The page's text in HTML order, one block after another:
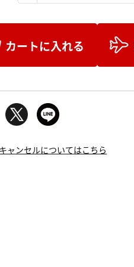
カートに入れる
ャンセルについてはこちら